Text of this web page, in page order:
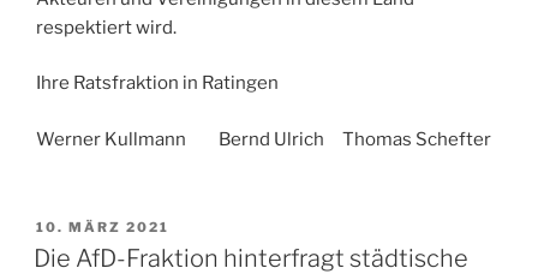
respektiert wird.
Ihre Ratsfraktion in Ratingen
Werner Kullmann Bernd Ulrich Thomas Schefter
VERÖFFENTLICHT
AM
10. MÄRZ 2021
Die AfD-Fraktion hinterfragt städtische